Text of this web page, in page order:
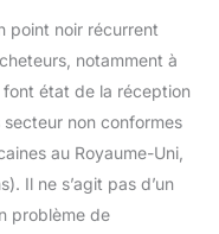
point noir récurrent
notamment à
font état de la réception
non conformes
au Royaume-Uni,
Il ne s’agit pas d’un
problème de